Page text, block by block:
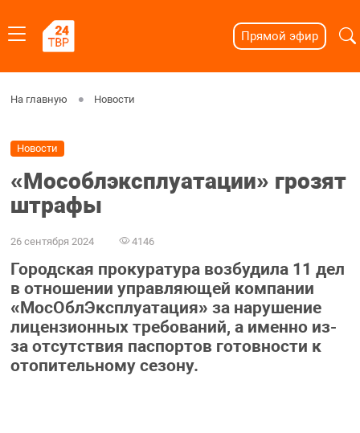
Прямой эфир
На главную Новости
Новости
«Мособлэксплуатации» грозят
штрафы
26 сентября 2024 4146
Городская прокуратура возбудила 11 дел
в отношении управляющей компании
«МосОблЭксплуатация» за нарушение
лицензионных требований, а именно из-
за отсутствия паспортов готовности к
отопительному сезону.